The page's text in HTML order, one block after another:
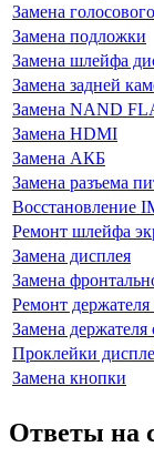
Замена
Замена подложки
Замена шлейфа
Замена задней
Замена NAND
Замена HDMI
Замена АКБ
Замена разъема
Восстановление
Ремонт шлейфа
Замена дисплея
Замена
Ремонт
Замена держателя
Проклейки
Замена кнопки
Ответы на